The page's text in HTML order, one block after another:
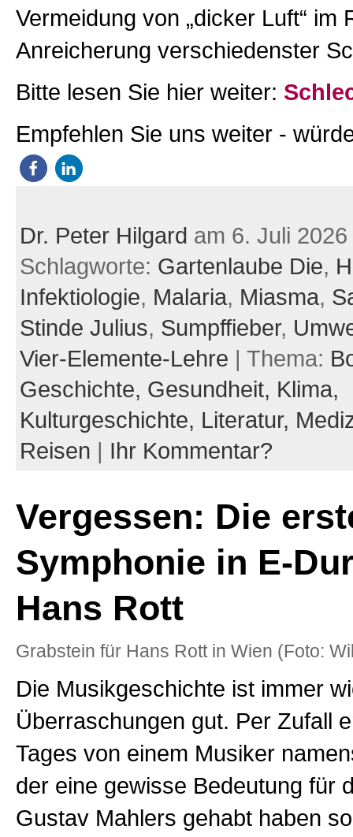
Vermeidung von „dicker Luft“ im
Anreicherung verschiedenster
Bitte lesen Sie hier weiter:
Empfehlen Sie uns weiter -
Dr. Peter Hilgard am 6. Juli 2026
Schlagworte: Gartenlaube Die,
Infektiologie, Malaria, Miasma,
Stinde Julius, Sumpffieber,
Vier-Elemente-Lehre | Thema:
Geschichte, Gesundheit, Klima,
Kulturgeschichte, Literatur,
Reisen | Ihr Kommentar?
Vergessen: Die
Symphonie in E-
Hans Rott
Grabstein für Hans Rott in Wien (Foto:
Die Musikgeschichte ist immer
Überraschungen gut. Per Zufall
Tages von einem Musiker
der eine gewisse Bedeutung für
Gustav Mahlers gehabt haben